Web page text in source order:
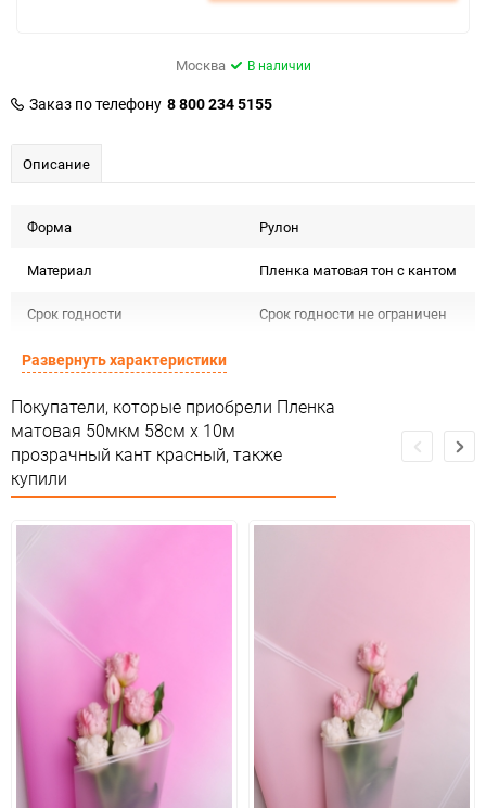
Москва В наличии
Заказ по телефону 8 800 234 5155
Описание
Форма Рулон
Материал Пленка матовая тон с кантом
Срок годности Срок годности не ограничен
Предназначение товара
Сертификация Не подлежит сертификации
Особые условия Особых условий не требует
Минимальное количество
Количество в коробке 50
Развернуть характеристики
Покупатели, которые приобрели Пленка
матовая 50мкм 58см х 10м
прозрачный кант красный, также
купили